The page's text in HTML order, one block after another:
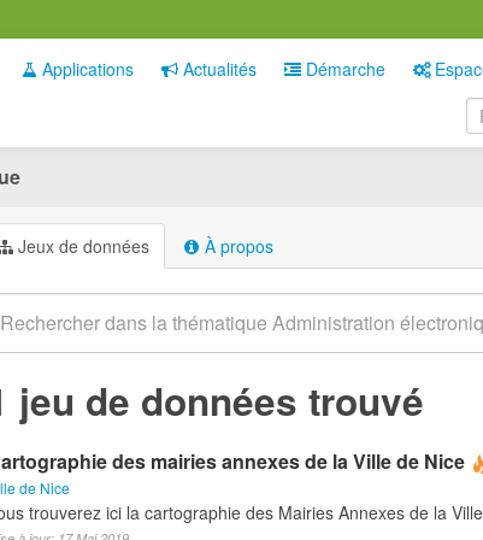
Applications Actualités Démarche
Jeux de données À propos
jeu de données trouvé
des mairies annexes de la Ville de Nice
de Nice
trouverez ici la cartographie des Mairies Annexes de la